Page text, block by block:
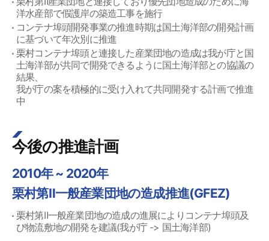
洋水産部で假護岸の築造工事を施行
コンテナ埠頭開発事業の推進時期は国土海洋部の開発計画
に基づいて年次別に推進
栗村コンテナ埠頭と連接した産業団地の造成は我が庁と国
土海洋部が共同で開発できるように国土海洋部との協議の
結果、
我が庁の案を積極的に受け入れて共同開発する計画で推進
中
今後の推進計画
2010年 ~ 2020年
栗村第Ⅱ一般産業団地の造成推進(GFEZ)
栗村第Ⅱ一般産業団地の造成の進展によりコンテナ埠頭及
び物流敷地の開発を建議(我が庁 -> 国土海洋部)